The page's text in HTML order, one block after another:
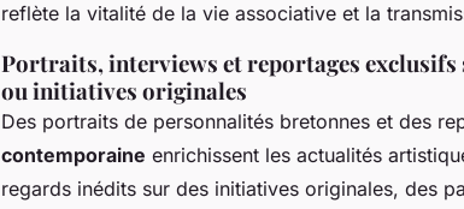
reflète la vitalité de la vie associative et la
Portraits, interviews et reportages
ou initiatives originales
Des portraits de personnalités bretonnes et des
contemporaine enrichissent les actualités
regards inédits sur des initiatives originales, des